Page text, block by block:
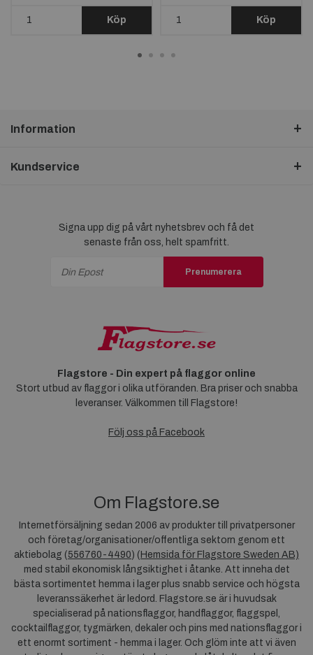
Köp Köp
Information
Kundservice
Signa upp dig på vårt nyhetsbrev och få det
senaste från oss, helt spamfritt.
Prenumerera
Flagstore - Din expert på flaggor online
Stort utbud av flaggor i olika utföranden. Bra priser och snabba
leveranser. Välkommen till Flagstore!
Följ oss på Facebook
Om Flagstore.se
Internetförsäljning sedan 2006 av produkter till privatpersoner
och företag/organisationer/offentliga sektorn genom ett
aktiebolag (556760-4490) ( Hemsida för Flagstore Sweden AB)
med stabil ekonomisk långsiktighet i åtanke. Att inneha det
bästa sortimentet hemma i lager plus snabb service och högsta
leveranssäkerhet är ledord. Flagstore.se är i huvudsak
specialiserad på nationsflaggor, handflaggor, flaggspel,
cocktailflaggor, tygmärken, dekaler och pins med nationsflaggor i
ett enormt sortiment - hemma i lager. Och glöm inte att vi även